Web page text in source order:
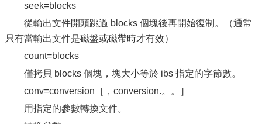
seek=blocks
從輸出文件開頭跳過 blocks 個塊後再開始復制。（通常
只有當輸出文件是磁盤或磁帶時才有效）
count=blocks
僅拷貝 blocks 個塊，塊大小等於 ibs 指定的字節數。
conv=conversion［，conversion.。。］
用指定的參數轉換文件。